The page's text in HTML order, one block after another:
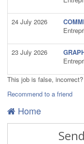
24 July 2026
23 July 2026
This job is false, incorrect?
Recommend to a friend
Home